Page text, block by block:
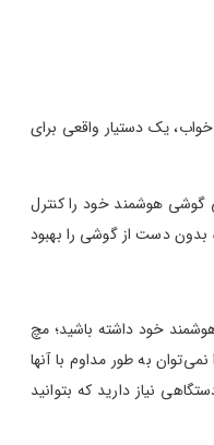
یک دستیار واقعی برای
گوشی هوشمند خود را کنترل
بدون دست از گوشی را بهبود
خود داشته باشید؛ مچ
به طور مداوم با آنها
نیاز دارید که بتوانید